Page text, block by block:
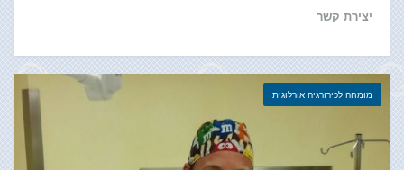
יצירת קשר
מומחה לכירורגיה אורלוגית